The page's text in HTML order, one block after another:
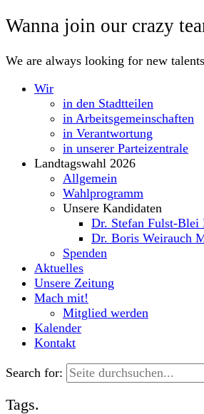
Wanna join our crazy
We are always looking for new
Wir
in den Stadtteilen
in Arbeitsgemeinschaften
in Verantwortung
in unserer Parteizentrale
Landtagswahl 2026
Allgemein
Wahlprogramm
Unsere Kandidaten
Dr. Stefan Fulst-Blei
Dr. Boris Weirauch
Spenden
Aktuelles
Unsere Zeitung
Mach mit!
Mitglied werden
Kalender
Kontakt
Search for:
Tags.